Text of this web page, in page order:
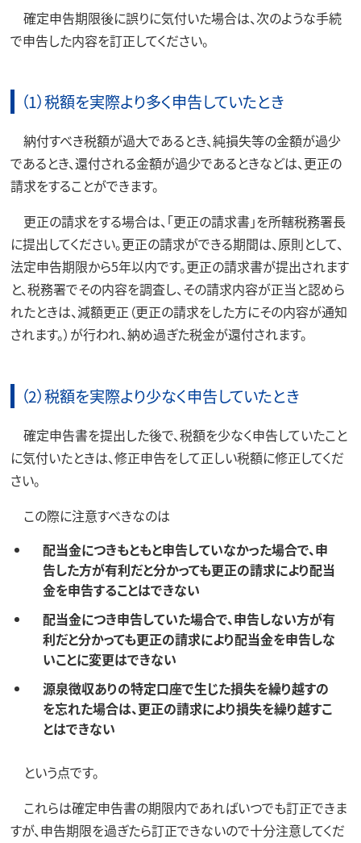
確定申告期限後に誤りに気付いた場合は、次のような手続
で申告した内容を訂正してください。
（1）税額を実際より多く申告していたとき
納付すべき税額が過大であるとき、純損失等の金額が過少
であるとき、還付される金額が過少であるときなどは、更正の
請求をすることができます。
更正の請求をする場合は、｢更正の請求書｣を所轄税務署長
に提出してください。更正の請求ができる期間は、原則として、
法定申告期限から5年以内です。更正の請求書が提出されます
と、税務署でその内容を調査し、その請求内容が正当と認めら
れたときは、減額更正（更正の請求をした方にその内容が通知
されます。）が行われ、納め過ぎた税金が還付されます。
（2）税額を実際より少なく申告していたとき
確定申告書を提出した後で、税額を少なく申告していたこと
に気付いたときは、修正申告をして正しい税額に修正してくだ
さい。
この際に注意すべきなのは
配当金につきもともと申告していなかった場合で、申
告した方が有利だと分かっても更正の請求により配当
金を申告することはできない
配当金につき申告していた場合で、申告しない方が有
利だと分かっても更正の請求により配当金を申告しな
いことに変更はできない
源泉徴収ありの特定口座で生じた損失を繰り越すの
を忘れた場合は、更正の請求により損失を繰り越すこ
とはできない
という点です。
これらは確定申告書の期限内であればいつでも訂正できま
すが、申告期限を過ぎたら訂正できないので十分注意してくだ